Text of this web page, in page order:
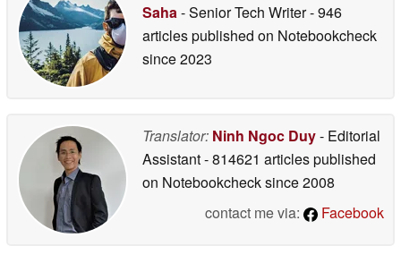
Saha- Senior Tech Writer- 946
articles published on Notebookcheck
since 2023
Translator: Ninh Ngoc Duy- Editorial
Assistant- 814621 articles published
on Notebookchecksince 2008
contact me via:
Facebook